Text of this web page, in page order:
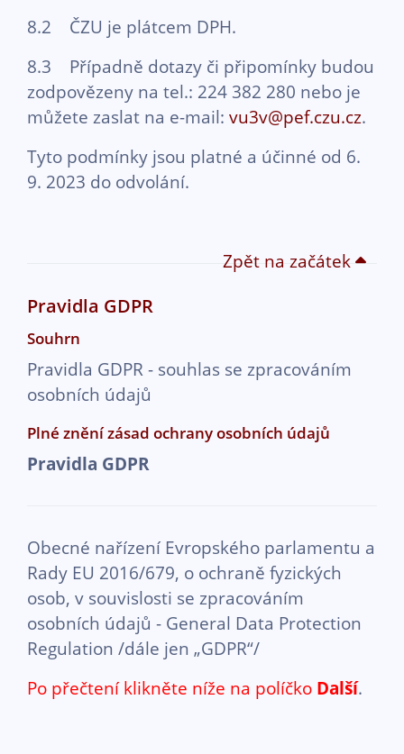
8.2 ČZU je plátcem DPH.
8.3 Případně dotazy či připomínky budou
zodpovězeny na tel.: 224 382 280 nebo je
můžete zaslat na e-mail: vu3v@pef.czu.cz.
Tyto podmínky jsou platné a účinné od 6.
9. 2023 do odvolání.
Zpět na začátek
Pravidla GDPR
Souhrn
Pravidla GDPR - souhlas se zpracováním
osobních údajů
Plné znění zásad ochrany osobních údajů
Pravidla GDPR
Obecné nařízení Evropského parlamentu a
Rady EU 2016/679, o ochraně fyzických
osob, v souvislosti se zpracováním
osobních údajů - General Data Protection
Regulation /dále jen „GDPR“/
Po přečtení klikněte níže na políčko Další.